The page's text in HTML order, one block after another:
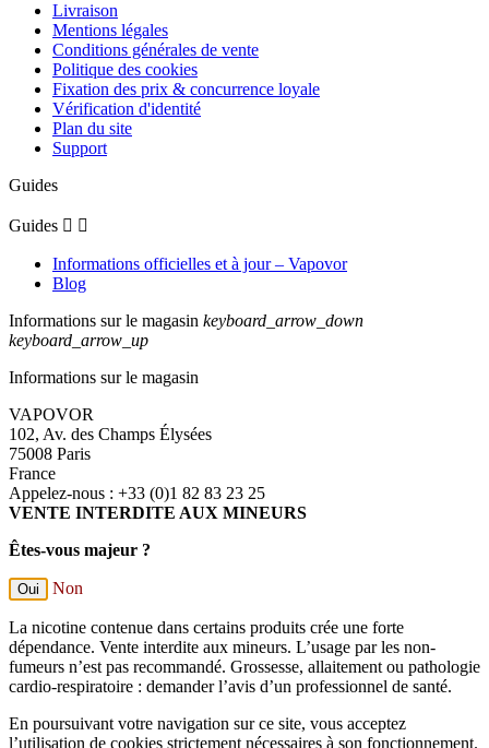
Livraison
Mentions légales
Conditions générales de vente
Politique des cookies
Fixation des prix & concurrence loyale
Vérification d'identité
Plan du site
Support
Guides
Guides  
Informations officielles et à jour – Vapovor
Blog
Informations sur le magasin keyboard_arrow_down
keyboard_arrow_up
Informations sur le magasin
VAPOVOR
102, Av. des Champs Élysées
75008 Paris
France
Appelez-nous : +33 (0)1 82 83 23 25
VENTE INTERDITE AUX MINEURS
Êtes-vous majeur ?
Oui Non
La nicotine contenue dans certains produits crée une forte
dépendance. Vente interdite aux mineurs. L’usage par les non-
fumeurs n’est pas recommandé. Grossesse, allaitement ou pathologie
cardio-respiratoire : demander l’avis d’un professionnel de santé.
En poursuivant votre navigation sur ce site, vous acceptez
l’utilisation de cookies strictement nécessaires à son fonctionnement.